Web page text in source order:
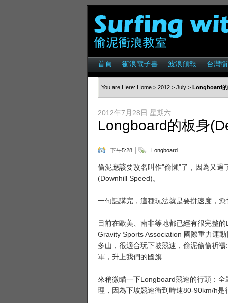
首頁 衝浪電子書 波浪預報 台灣
You are Here: Home > 2012 > July > Longboard的
2012年7月28日 星期六
Longboard的板身
下午5:28 | Longboard
偷泥應該要改名叫作"偷懶"了，因為又
(Downhill Speed)。
一句話講完，這種玩法就是要拼速度，愈
目前在歐美、南非等地都已經有很完整
Gravity Sports Association 國際重力運
多山，很適合玩下坡競速，偷泥偷偷祈
軍，升上我們的國旗....
來稍微瞄一下Longboard競速的行頭：
理，因為下坡競速衝到時速80-90km/h是